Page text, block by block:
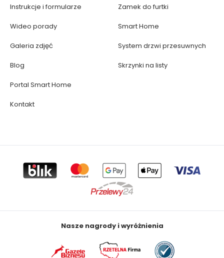
Instrukcje i formularze
Wideo porady
Galeria zdjęć
Blog
Portal Smart Home
Kontakt
Zamek do furtki
Smart Home
System drzwi przesuwnych
Skrzynki na listy
Nasze nagrody i wyróżnienia